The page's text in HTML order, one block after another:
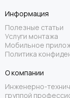
Информация
Полезные статьи
Услуги монтажа
Мобильное
Политика
О компании
Инженерно-
группой